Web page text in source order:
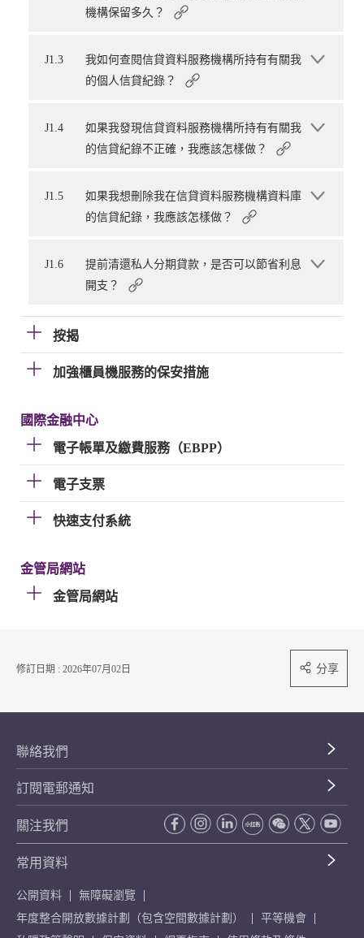
機構保留多久？
J1.3
我如何查閱信貸資料服務機構所持有有關我
的個人信貸紀錄？
J1.4
如果我發現信貸資料服務機構所持有有關我
的信貸紀錄不正確，我應該怎樣做？
J1.5
如果我想刪除我在信貸資料服務機構資料庫
的信貸紀錄，我應該怎樣做？
J1.6
提前清還私人分期貸款，是否可以節省利息
開支？
按揭
加強櫃員機服務的保安措施
國際金融中心
電子帳單及繳費服務（EBPP）
電子支票
快速支付系統
金管局網站
金管局網站
修訂日期 : 2026年07月02日 分享
聯絡我們
訂閱電郵通知
關注我們
常用資料
公開資料
無障礙瀏覽
年度整合開放數據計劃（包含空間數據計劃）
平等機會